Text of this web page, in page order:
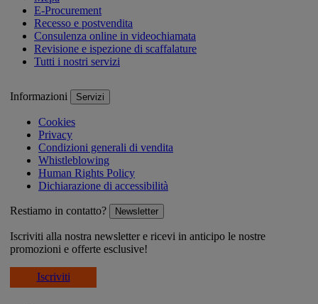
E-Procurement
Recesso e postvendita
Consulenza online in videochiamata
Revisione e ispezione di scaffalature
Tutti i nostri servizi
Informazioni Servizi
Cookies
Privacy
Condizioni generali di vendita
Whistleblowing
Human Rights Policy
Dichiarazione di accessibilità
Restiamo in contatto? Newsletter
Iscriviti alla nostra newsletter e ricevi in anticipo le nostre
promozioni e offerte esclusive!
Iscriviti